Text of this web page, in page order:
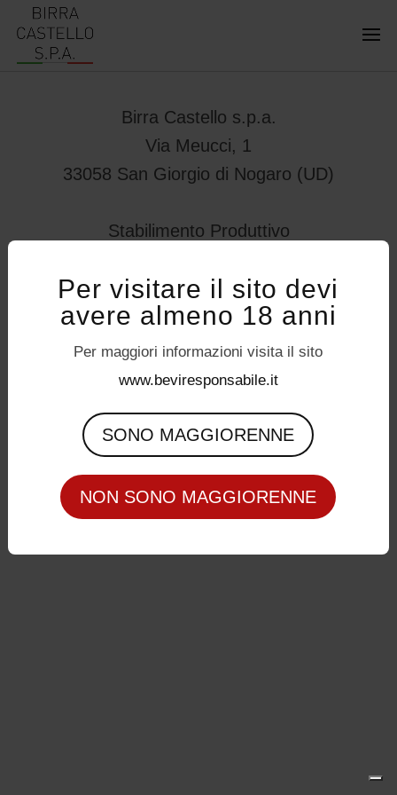
Birra Castello s.p.a.
Via Meucci, 1
33058 San Giorgio di Nogaro (UD)
Stabilimento Produttivo
32034 – Pedavena (BL)
servizioconsumatori@birracastello.it
Seguici su
P.I. 01994920302
Per visitare il sito devi
avere almeno 18 anni
Per maggiori informazioni visita il sito
www.beviresponsabile.it
SONO MAGGIORENNE
NON SONO MAGGIORENNE